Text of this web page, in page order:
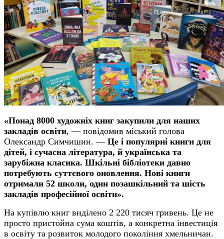
«Понад 8000 художніх книг закупили для наших
закладів освіти, — повідомив міський голова
Олександр Симчишин. — Це і популярні книги для
дітей, і сучасна література, й українська та
зарубіжна класика. Шкільні бібліотеки давно
потребують суттєвого оновлення. Нові книги
отримали 52 школи, один позашкільний та шість
закладів професійної освіти».
На купівлю книг виділено 2 220 тисяч гривень. Це не
просто пристойна сума коштів, а конкретна інвестиція
в освіту та розвиток молодого покоління хмельничан.